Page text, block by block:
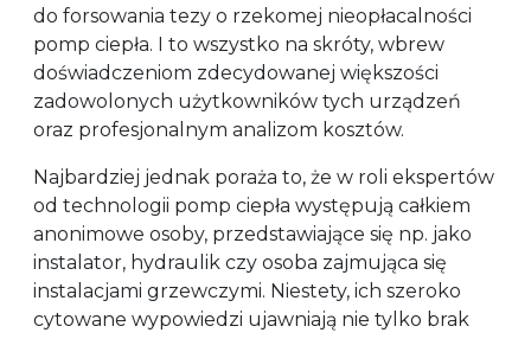
do forsowania tezy o rzekomej nieopłacalności
pomp ciepła. I to wszystko na skróty, wbrew
doświadczeniom zdecydowanej większości
zadowolonych użytkowników tych urządzeń
oraz profesjonalnym analizom kosztów.
Najbardziej jednak poraża to, że w roli ekspertów
od technologii pomp ciepła występują całkiem
anonimowe osoby, przedstawiające się np. jako
instalator, hydraulik czy osoba zajmująca się
instalacjami grzewczymi. Niestety, ich szeroko
cytowane wypowiedzi ujawniają nie tylko brak